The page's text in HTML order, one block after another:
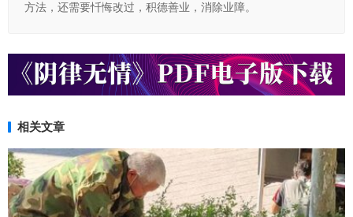
方法，还需要忏悔改过，积德善业，消除业障。
相关文章